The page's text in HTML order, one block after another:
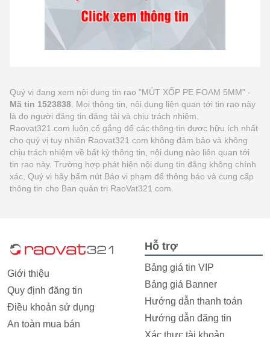
Quý vị đang xem nội dung tin rao "MÚT XỐP PE FOAM 5MM" -
Mã tin 1523838 . Mọi thông tin, nội dung liên quan tới tin rao này
là do người đăng tin đăng tải và chịu trách nhiệm.
Raovat321.com luôn cố gắng để các thông tin được hữu ích nhất
cho quý vị tuy nhiên Raovat321.com không đảm bảo và không
chịu trách nhiệm về bất kỳ thông tin, nội dung nào liên quan tới
tin rao này. Trường hợp phát hiện nội dung tin đăng không chính
xác, Quý vị hãy bấm nút Báo vi phạm để thông báo và cung cấp
thông tin cho Ban quản trị RaoVat321.com.
Giới thiệu
Quy định đăng tin
Điều khoản sử dụng
An toàn mua bán
Hỗ trợ
Bảng giá tin VIP
Bảng giá Banner
Hướng dẫn thanh toán
Hướng dẫn đăng tin
Xác thực tài khoản